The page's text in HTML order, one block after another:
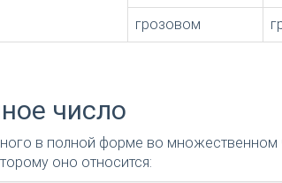
грозовом
число
в полной форме во множественном
оно относится: